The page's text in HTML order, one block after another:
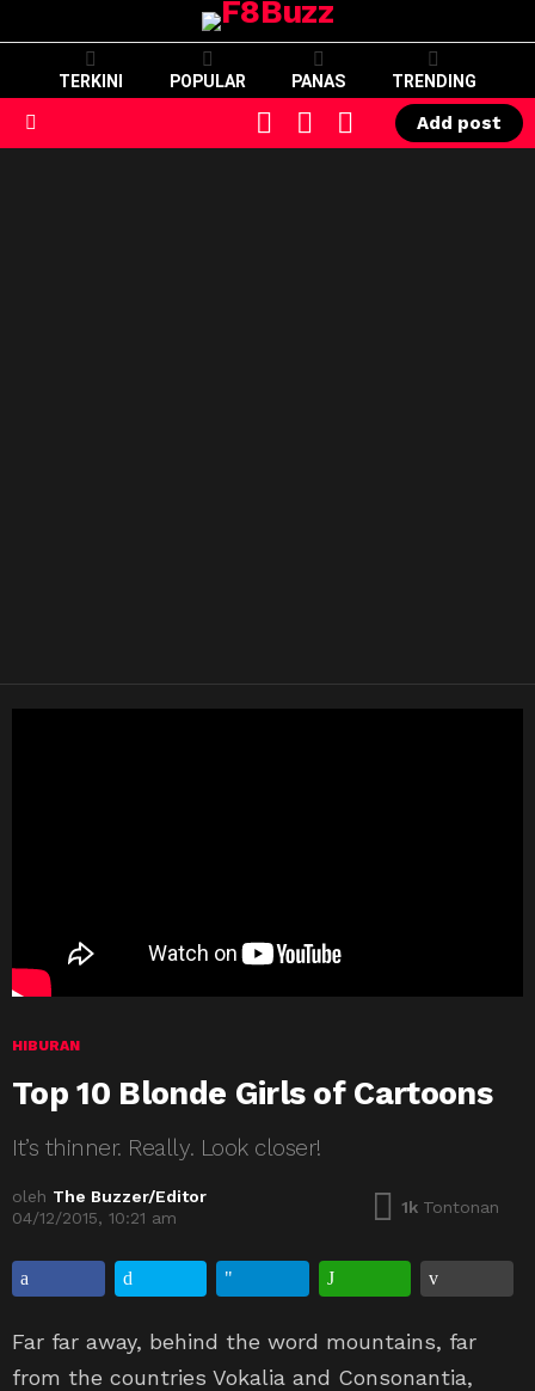
TERKINI POPULAR PANAS TRENDING
SWITCH
SKIN
CART LOGIN
Add post
HIBURAN
Top 10 Blonde Girls of Cartoons
It’s thinner. Really. Look closer!
oleh The Buzzer/Editor
04/12/2015, 10:21 am
1k Tontonan
Far far away, behind the word mountains, far
from the countries Vokalia and Consonantia,